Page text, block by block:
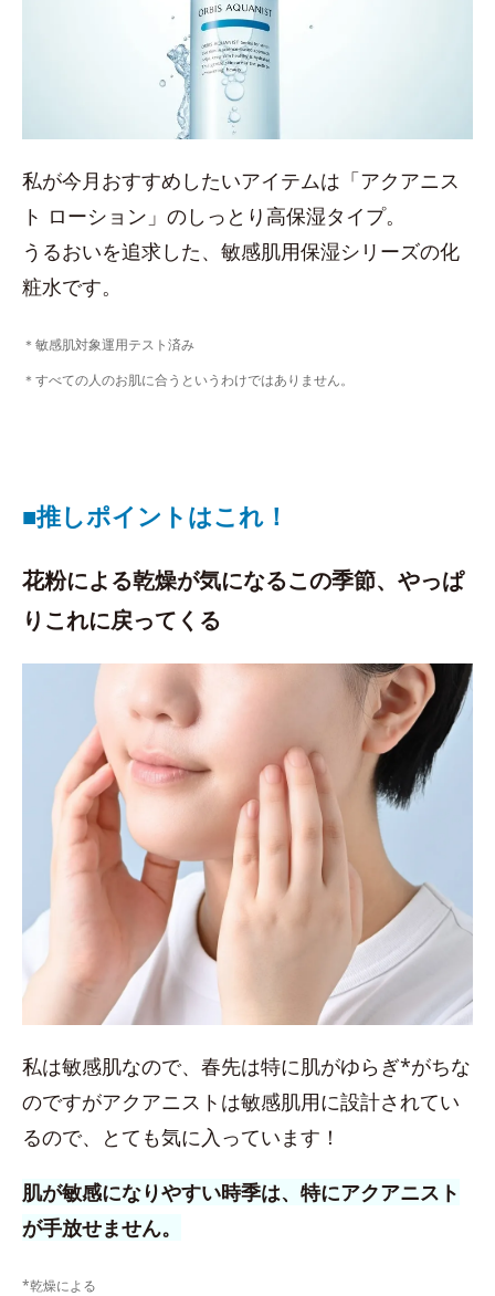
私が今月おすすめしたいアイテムは「アクアニス
ト ローション」のしっとり高保湿タイプ。
うるおいを追求した、敏感肌用保湿シリーズの化
粧水です。
＊敏感肌対象運用テスト済み
＊すべての人のお肌に合うというわけではありません。
■推しポイントはこれ！
花粉による乾燥が気になるこの季節、やっぱ
りこれに戻ってくる
私は敏感肌なので、春先は特に肌がゆらぎ*がちな
のですがアクアニストは敏感肌用に設計されてい
るので、とても気に入っています！
肌が敏感になりやすい時季は、特にアクアニスト
が手放せません。
*乾燥による